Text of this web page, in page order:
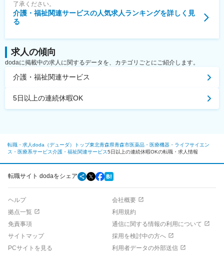
了承ください。
介護・福祉関連サービスの人気求人ランキングを詳しく見
る
求人の傾向
dodaに掲載中の求人に関するデータを、カテゴリごとにご紹介します。
介護・福祉関連サービス
5日以上の連続休暇OK
転職・求人doda（デューダ）トップ東北青森県青森市医薬品・医療機器・ライフサイエン
ス・医療系サービス介護・福祉関連サービス5日以上の連続休暇OKの転職・求人情報
転職サイト dodaをシェア
ヘルプ
会社概要
拠点一覧
利用規約
免責事項
通信に関する情報の利用について
サイトマップ
採用を検討中の方へ
PCサイトを見る
利用者データの外部送信